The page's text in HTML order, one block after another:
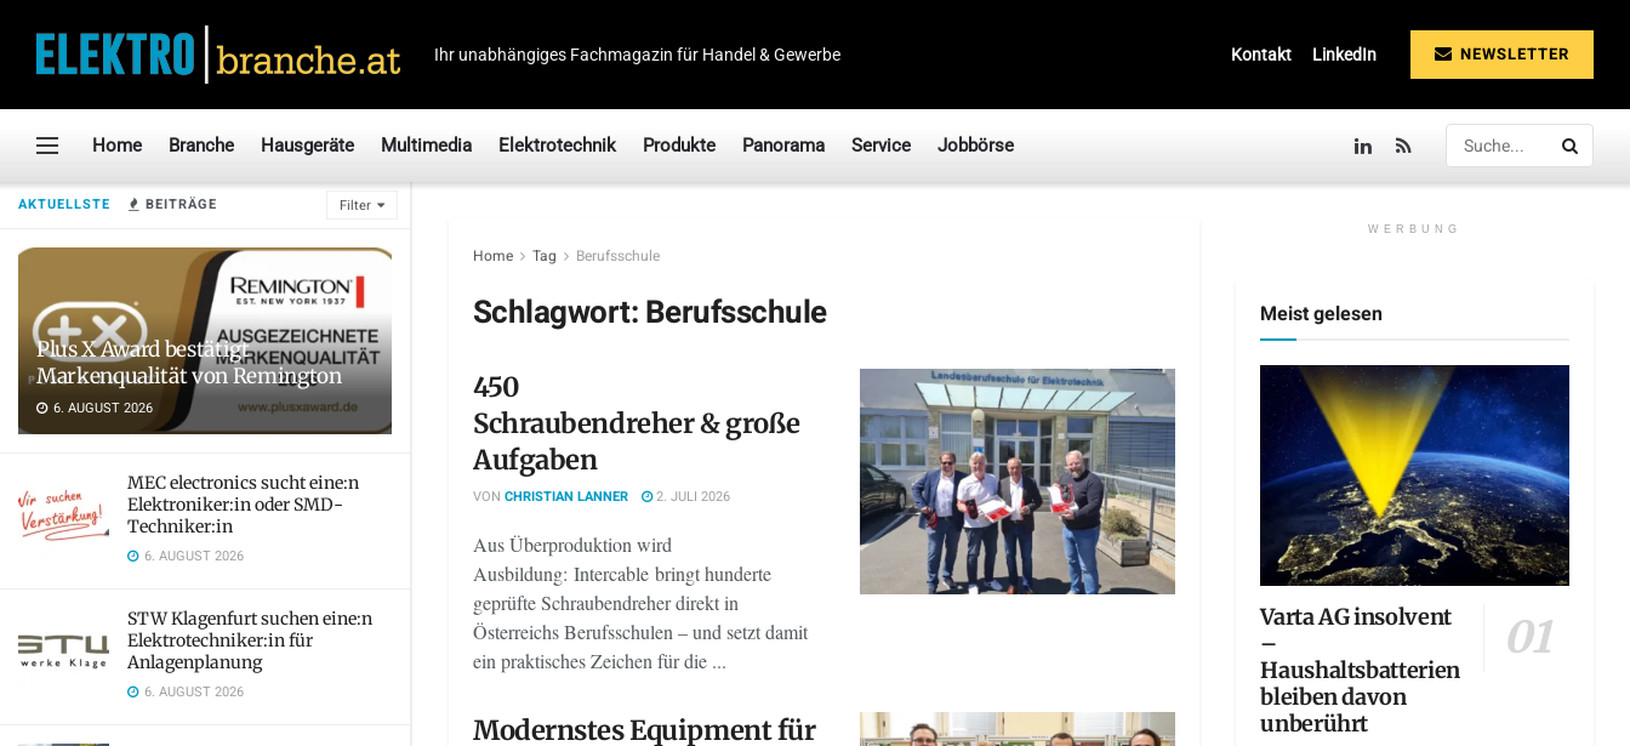
AKTUELLSTE BEITRÄGE Filter
Plus X Award bestätigt
Markenqualität von Remington
6. AUGUST 2026
MEC electronics sucht eine:n
Elektroniker:in oder SMD-
Techniker:in
6. AUGUST 2026
STW Klagenfurt suchen eine:n
Elektrotechniker:in für
Anlagenplanung
6. AUGUST 2026
Ihr unabhängiges Fachmagazin für Handel & Gewerbe Kontakt LinkedIn NEWSLETTER
Home Branche Hausgeräte Multimedia Elektrotechnik Produkte Panorama Service Jobbörse
Home Tag Berufsschule
Schlagwort:Berufsschule
450
Schraubendreher & große
Aufgaben
VON CHRISTIAN LANNER 2. JULI 2026
Aus Überproduktion wird
Ausbildung: Intercable bringt hunderte
geprüfte Schraubendreher direkt in
Österreichs Berufsschulen – und setzt damit
ein praktisches Zeichen für die ...
Modernstes Equipment für
WERBUNG
Meist gelesen
Varta AG insolvent
–
Haushaltsbatterien
bleiben davon
unberührt